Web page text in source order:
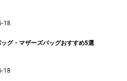
18
グ・マザーズバッグおすすめ5選
18